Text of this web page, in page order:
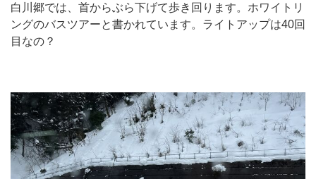
白川郷では、首からぶら下げて歩き回ります。ホワイトリ
ングのバスツアーと書かれています。ライトアップは40回
目なの？